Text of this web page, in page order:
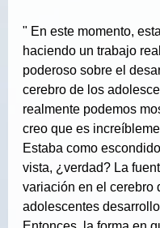
" En este momento,
haciendo un trabajo
poderoso sobre el
cerebro de los
realmente podemos
creo que es
Estaba como
vista, ¿verdad? La
variación en el cerebro
adolescentes